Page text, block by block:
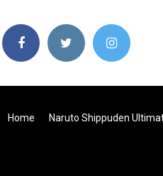
Home Naruto Shippuden